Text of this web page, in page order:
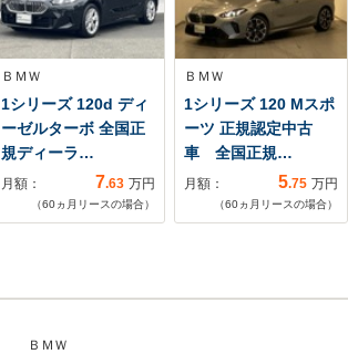
ＢＭＷ
1シリーズ 120d ディ
ーゼルターボ 全国正
規ディーラ…
月額： 7.63 万円
（60ヵ月リースの場合）
ＢＭＷ
1シリーズ 120 Mスポ
ーツ 正規認定中古
車 全国正規…
月額： 5.75 万円
（60ヵ月リースの場合）
ＢＭＷ